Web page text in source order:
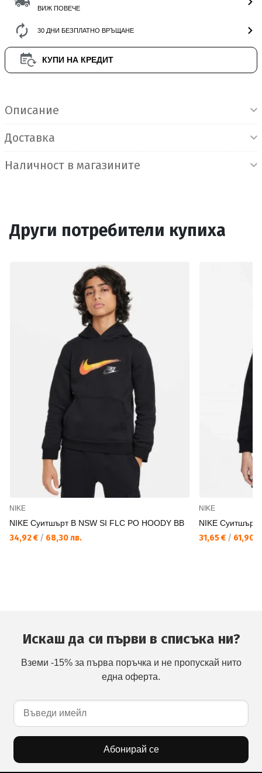
ВИЖ ПОВЕЧЕ
30 ДНИ БЕЗПЛАТНО ВРЪЩАНЕ
КУПИ НА КРЕДИТ
Описание
Доставка
Наличност в магазините
Други потребители купиха
NIKE
NIKE Суитшърт B NSW SI FLC PO HOODY BB
34,92 € / 68,30 лв.
NIKE
NIKE Суитшърт
31,65 € / 61,90
Искаш да си първи в списъка ни?
Вземи -15% за първа поръчка и не пропускай нито
една оферта.
Абонирай се